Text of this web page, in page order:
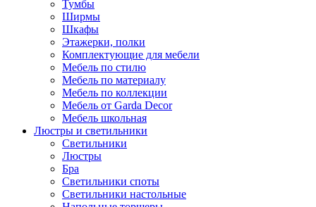
Тумбы
Ширмы
Шкафы
Этажерки, полки
Комплектующие для мебели
Мебель по стилю
Мебель по материалу
Мебель по коллекции
Мебель от Garda Decor
Мебель школьная
Люстры и светильники
Светильники
Люстры
Бра
Светильники споты
Светильники настольные